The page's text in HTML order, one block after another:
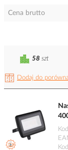
Cena brutto
Dodaj do
58 szt
Kod